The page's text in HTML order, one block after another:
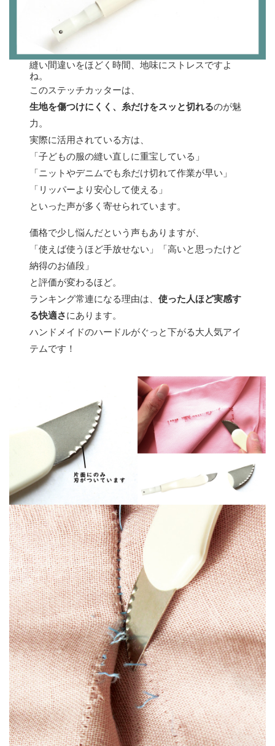
縫い間違いをほどく時間、地味にストレスですよ
ね。
このステッチカッターは、
生地を傷つけにくく、糸だけをスッと切れるのが魅
力。
実際に活用されている方は、
「子どもの服の縫い直しに重宝している」
「ニットやデニムでも糸だけ切れて作業が早い」
「リッパーより安心して使える」
といった声が多く寄せられています。
価格で少し悩んだという声もありますが、
「使えば使うほど手放せない」「高いと思ったけど
納得のお値段」
と評価が変わるほど。
ランキング常連になる理由は、使った人ほど実感す
る快適さにあります。
ハンドメイドのハードルがぐっと下がる大人気アイ
テムです！